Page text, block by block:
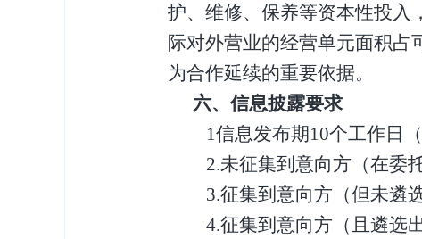
护、维修、保养等资本性投入
际对外营业的经营单元面积占
为合作延续的重要依据。
六、信息披露要求
1信息发布期10个工作日
2.未征集到意向方（在委
3.征集到意向方（但未遴
4.征集到意向方（且遴选